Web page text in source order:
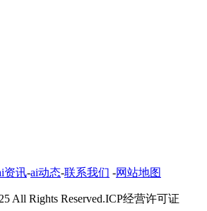
资讯-ai动态-联系我们 -网站地图
All Rights Reserved.ICP经营许可证